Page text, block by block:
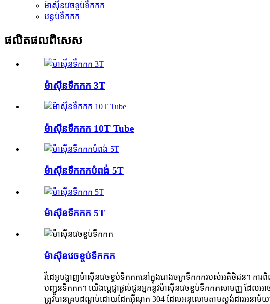
ម៉ាស៊ីនវេចខ្ចប់ទឹកកក
បន្ទប់ទឹកកក
ផលិតផលពិសេស
ម៉ាស៊ីនទឹកកក 3T
ម៉ាស៊ីនទឹកកក 10T Tube
ម៉ាស៊ីនទឹកកកបំពង់ 5T
ម៉ាស៊ីនទឹកកក 5T
ម៉ាស៊ីនវេចខ្ចប់ទឹកកក
វីដេអូបង្ហាញម៉ាស៊ីនវេចខ្ចប់ទឹកកកនៅក្នុងរោងចក្រទឹកកករបស់អតិថិជន។ ការ
បញ្ជូនទឹកកក។ យើងប្តេជ្ញាផ្តល់ជូនអ្នកនូវម៉ាស៊ីនវេចខ្ចប់ទឹកកកសាមញ្ញ
ត្រូវបានគ្របដណ្តប់ដោយដែកអ៊ីណុក 304 ដែលអនុលោមតាមស្តង់ដារអនាម័យ